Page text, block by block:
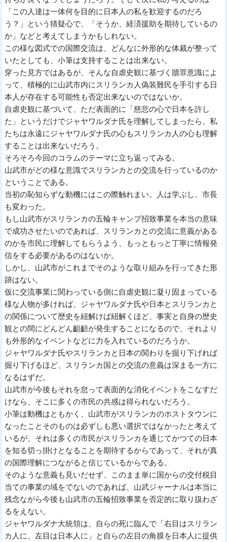
「この人達は一体何を目的に日本人の私を歓迎するのだろ
う？」という猜疑心で、「そうか、経済援助を期待しているの
か」などと考えてしまうかもしれない。
この様な図式での国際交流は、どんなに外形的な体裁が整って
いたとしても、小筆は支持することは出来ない。
穿った見方ではあるが、そんな自虐史観に基づく贖罪意識によ
って、積極的に山武市内にスリランカ人偽装難民を手引する日
本人が存在する可能性も否定出来ないのではないか。
自虐史観に基づいて、ただ表面的に「慈悲の心で日本を許し
た」というだけでジャヤワルダナ氏を理解してしまったら、私
たちは永遠にジャヤワルダナ氏の心もスリランカ人の心も理解
することは出来ないだろう。
そろそろ今回のコラムのテーマに立ち返ってみる。
山武市がどの様な意識でスリランカとの交流を行っているのか
ということである。
当初の恥知らずな動機にはこの際触れまい。人は学ぶし、市長
も変わった。
もし山武市がスリランカの五輪キャンプ招致事業を本当の意味
で成功させたいのであれば、スリランカとの交流に意義がある
のかを市民に理解してもらうよう、もっともっと丁寧に情報発
信をする必要があるのはないか。
しかし、山武市がこれまでそのような取り組みを行ってきた形
跡はない。
仮に交流事業に関わっている側に自虐史観に凝り固まっている
様な人物が多ければ、ジャヤワルダナ氏や日本とスリランカと
の関係について歴史を紐解けば紐解くほど、事実と自身の歴史
観との間にどんどん齟齬が発生することになるので、それより
も外形的なイベントなどに力を入れているのだろうか。
ジャヤワルダナ氏やスリランカと日本の関わりを掘り下げれば
掘り下げるほど、スリランカ国との交流の意義は深まる一方に
なるはずだ。
山武市が今後もそれを怠って表面的な消化イベントをこなすだ
けなら、そこに多くの市民の共感は得られないだろう。
小筆は動機はともかく、山武市がスリランカのホストタウンに
なったことそのものは必ずしも悪い選択ではなかったと考えて
いるが、それは多くの市民がスリランカを通じてかつての日本
を知る切っ掛けとなることを期待するからであって、それが真
の国際理解につながると信じているからである。
そのような意義も見いだせず、このまま単に国からの交付税目
当ての事業の域をでないのであれば、山武ジャーナルは本当に
残念ながら今後も山武市の五輪招致事業を否定的に取り扱わざ
るをえない。
ジャヤワルダナ大統領は、自らの死に臨んで「右目はスリラン
カ人に、左目は日本人に」と自らの左目の角膜を日本人に提供